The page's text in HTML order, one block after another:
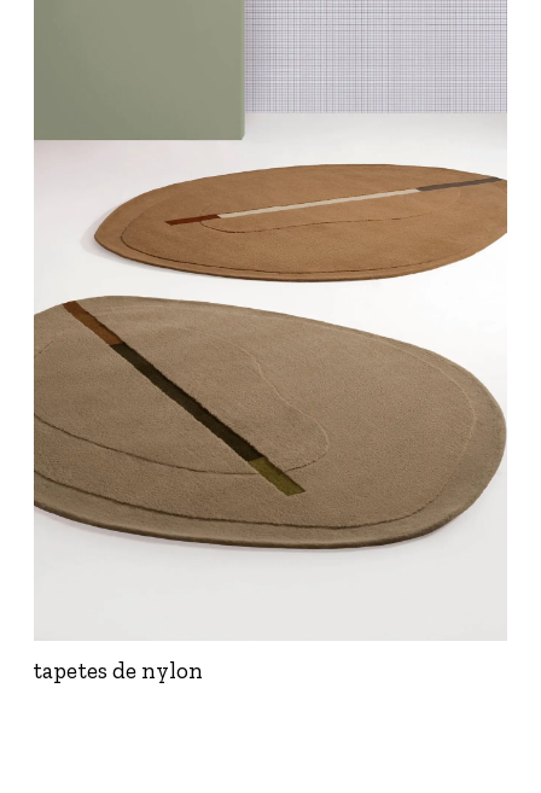
tapetes de nylon